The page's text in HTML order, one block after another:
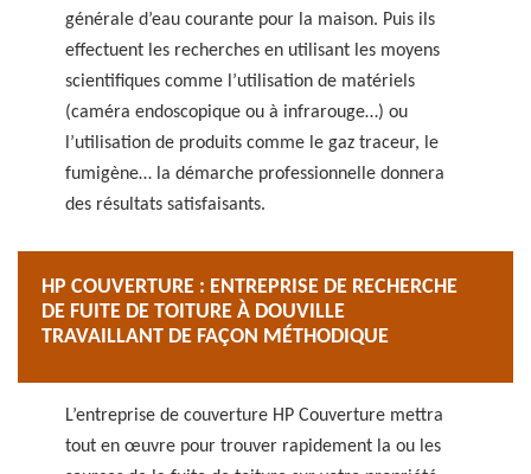
générale d’eau courante pour la maison. Puis ils
effectuent les recherches en utilisant les moyens
scientifiques comme l’utilisation de matériels
(caméra endoscopique ou à infrarouge…) ou
l’utilisation de produits comme le gaz traceur, le
fumigène… la démarche professionnelle donnera
des résultats satisfaisants.
HP COUVERTURE : ENTREPRISE DE RECHERCHE
DE FUITE DE TOITURE À DOUVILLE
TRAVAILLANT DE FAÇON MÉTHODIQUE
L’entreprise de couverture HP Couverture mettra
tout en œuvre pour trouver rapidement la ou les